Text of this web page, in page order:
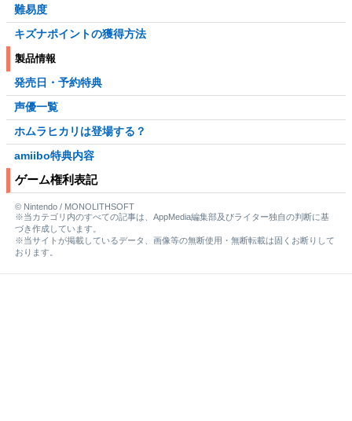
難易度
キズナポイントの獲得方法
製品情報
発売日・予約特典
声優一覧
ホムラヒカリは登場する？
amiibo特典内容
ゲーム権利表記
© Nintendo / MONOLITHSOFT
※当カテゴリ内のすべての記事は、AppMedia編集部及びライター独自の判断に基
づき作成しています。
※当サイトが掲載しているデータ、画像等の無断使用・無断転載は固くお断りして
おります。